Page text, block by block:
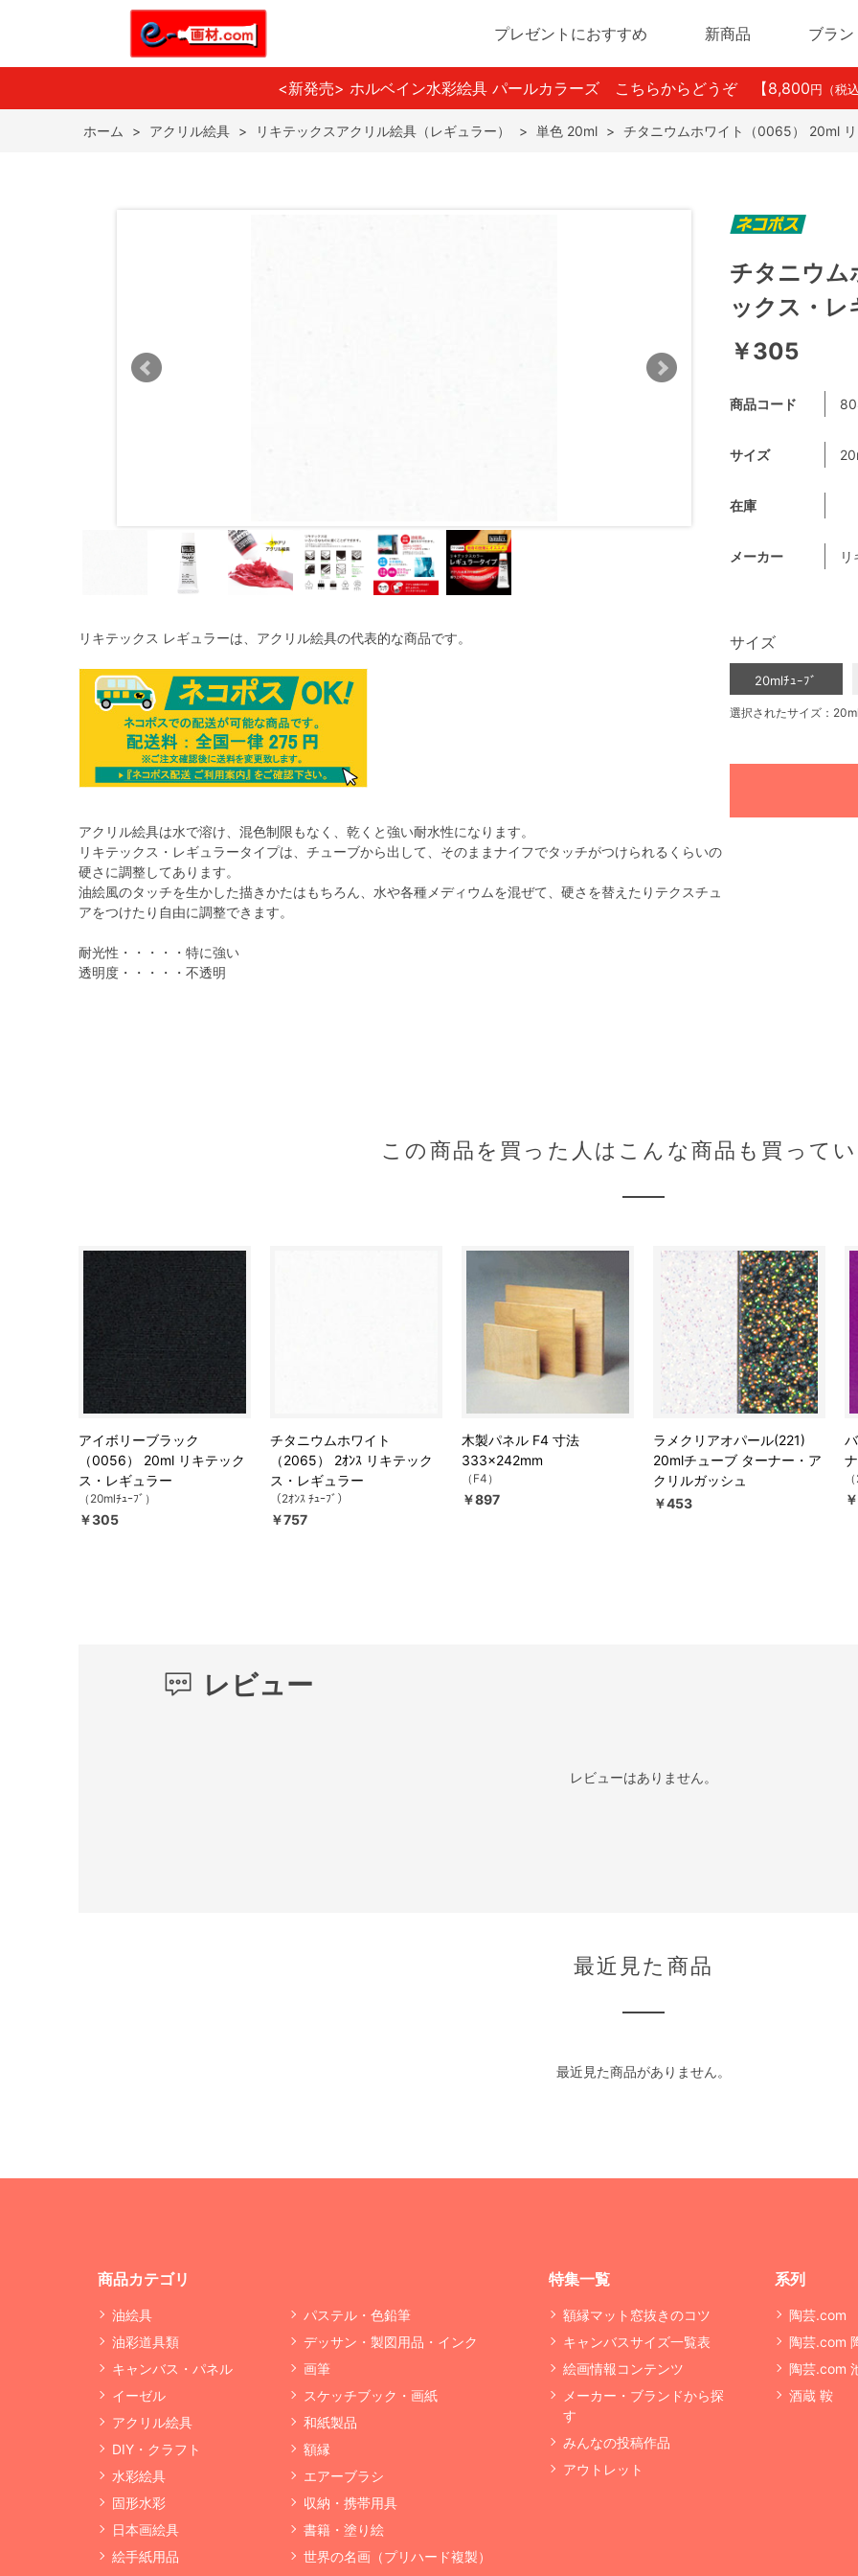
プレゼントにおすすめ 新商品 ブラン
<新発売> ホルベイン水彩絵具 パールカラーズ こちらからどうぞ 【8,800 円（税
ホーム > アクリル絵具 > リキテックスアクリル絵具（レギュラー） > 単色 20ml > チタニウムホワイト（0065） 20ml
リキテックス レギュラーは、アクリル絵具の代表的な商品です。
アクリル絵具は水で溶け、混色制限もなく、乾くと強い耐水性になります。
リキテックス・レギュラータイプは、チューブから出して、そのままナイフでタッチがつけられるくらいの
硬さに調整してあります。
油絵風のタッチを生かした描きかたはもちろん、水や各種メディウムを混ぜて、硬さを替えたりテクスチュ
アをつけたり自由に調整できます。
耐光性・・・・・特に強い
透明度・・・・・不透明
チタニウ
ックス・レ
￥305
商品コード
サイズ
在庫
メーカー
サイズ
20mlﾁｭｰﾌﾞ
選択されたサイズ：
この商品を買った人はこんな商品も買って
アイボリーブラック
（0056） 20ml リキテック
ス・レギュラー
（20mlﾁｭｰﾌﾞ）
￥305
チタニウムホワイト
（2065） 2ｵﾝｽ リキテック
ス・レギュラー
（2ｵﾝｽ ﾁｭｰﾌﾞ）
￥757
木製パネル F4 寸法
333×242mm
（F4）
￥897
ラメクリアオパール(221)
20mlチューブ ターナー・ア
クリルガッシュ
￥453
レビュー
レビューはありません。
最近見た商品
最近見た商品がありません。
商品カテゴリ
油絵具
油彩道具類
キャンバス・パネル
イーゼル
アクリル絵具
DIY・クラフト
水彩絵具
固形水彩
日本画絵具
絵手紙用品
パステル・色鉛筆
デッサン・製図用品・インク
画筆
スケッチブック・画紙
和紙製品
額縁
エアーブラシ
収納・携帯用具
書籍・塗り絵
世界の名画（プリハード複製）
特集一覧
額縁マット窓抜きのコツ
キャンバスサイズ一覧表
絵画情報コンテンツ
メーカー・ブランドから探
す
みんなの投稿作品
アウトレット
系列
陶芸.com
陶芸.com
陶芸.com
酒蔵 鞍